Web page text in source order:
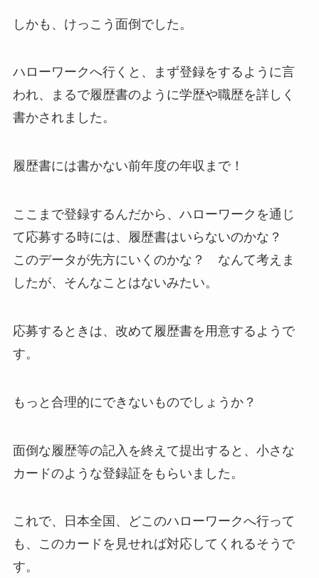
しかも、けっこう面倒でした。
ハローワークへ行くと、まず登録をするように言
われ、まるで履歴書のように学歴や職歴を詳しく
書かされました。
履歴書には書かない前年度の年収まで！
ここまで登録するんだから、ハローワークを通じ
て応募する時には、履歴書はいらないのかな？
このデータが先方にいくのかな？ なんて考えま
したが、そんなことはないみたい。
応募するときは、改めて履歴書を用意するようで
す。
もっと合理的にできないものでしょうか？
面倒な履歴等の記入を終えて提出すると、小さな
カードのような登録証をもらいました。
これで、日本全国、どこのハローワークへ行って
も、このカードを見せれば対応してくれるそうで
す。